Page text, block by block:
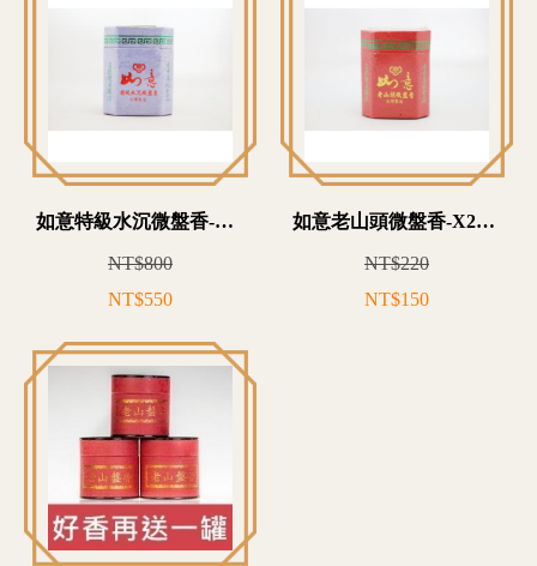
如意特級水沉微盤香-X21T0800
NT$800
NT$550
如意老山頭微盤香-X21T0220
NT$220
NT$150